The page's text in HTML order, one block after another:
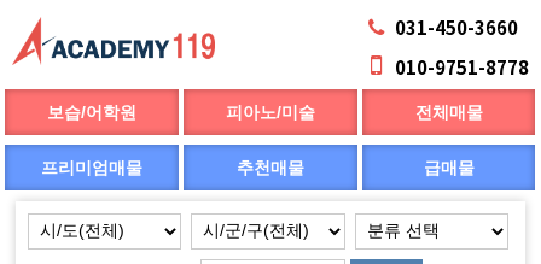
031-450-3660
010-9751-8778
보습/어학원 피아노/미술 전체매물
프리미엄매물 추천매물 급매물